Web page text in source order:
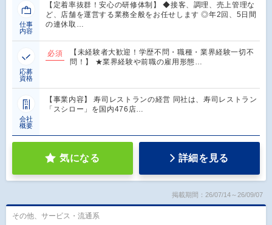
仕事
内容
【定着率抜群！安心の研修体制】 ◆接客、調理、売上管理な
ど、店舗を運営する業務全般をお任せします ◎年2回、5日間
の連休取…
応募
資格
必須
【未経験者大歓迎！学歴不問・職種・業界経験一切不
問！】 ★業界経験や前職の雇用形態…
会社
概要
【事業内容】 寿司レストランの経営 同社は、寿司レストラン
「スシロー」を国内476店…
気になる 詳細を見る
掲載期間：26/07/14～26/09/07
その他、サービス・流通系